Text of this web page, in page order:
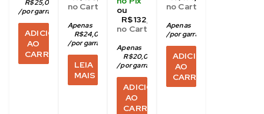
R$25,00
/por garrafa no pix
ADICIONAR
AO
CARRINHO
no Cartão
Apenas
R$24,00
/por garrafa no pix
LEIA
MAIS
ou
R$132,00
no Cartão
Apenas
R$20,00
/por garrafa no pix
ADICIONAR
AO
CARRINHO
no Cartão
Apenas
/por garrafa no pix
ADICIONAR
AO
CARRINHO